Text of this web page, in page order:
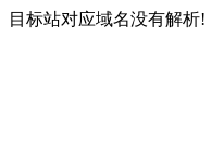
目标站对应域名没有解析!